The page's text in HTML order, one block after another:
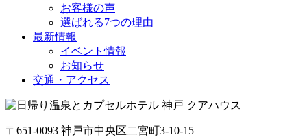
お客様の声
選ばれる7つの理由
最新情報
イベント情報
お知らせ
交通・アクセス
〒651-0093 神戸市中央区二宮町3-10-15